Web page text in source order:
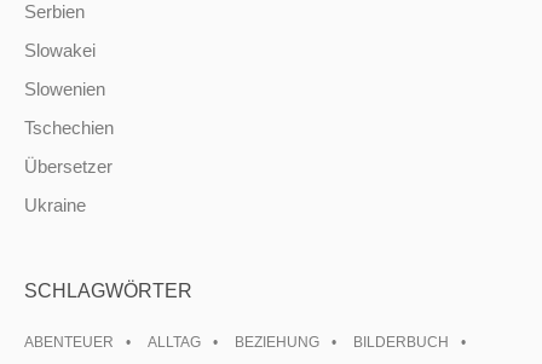
Serbien
Slowakei
Slowenien
Tschechien
Übersetzer
Ukraine
SCHLAGWÖRTER
ABENTEUER ALLTAG BEZIEHUNG
BILDERBUCH